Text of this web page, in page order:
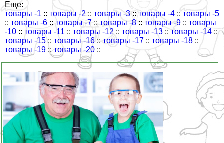
Еще:
товары -1 :: товары -2 :: товары -3:: товары -4 ::товары -5
:: товары -6 :: товары -7 ::товары -8 :: товары -9 :: товары
-10 :: товары -11 :: товары -12 :: товары -13 ::товары -14 ::
товары -15 :: товары -16::товары -17 :: товары -18 ::
товары -19 :: товары -20 ::